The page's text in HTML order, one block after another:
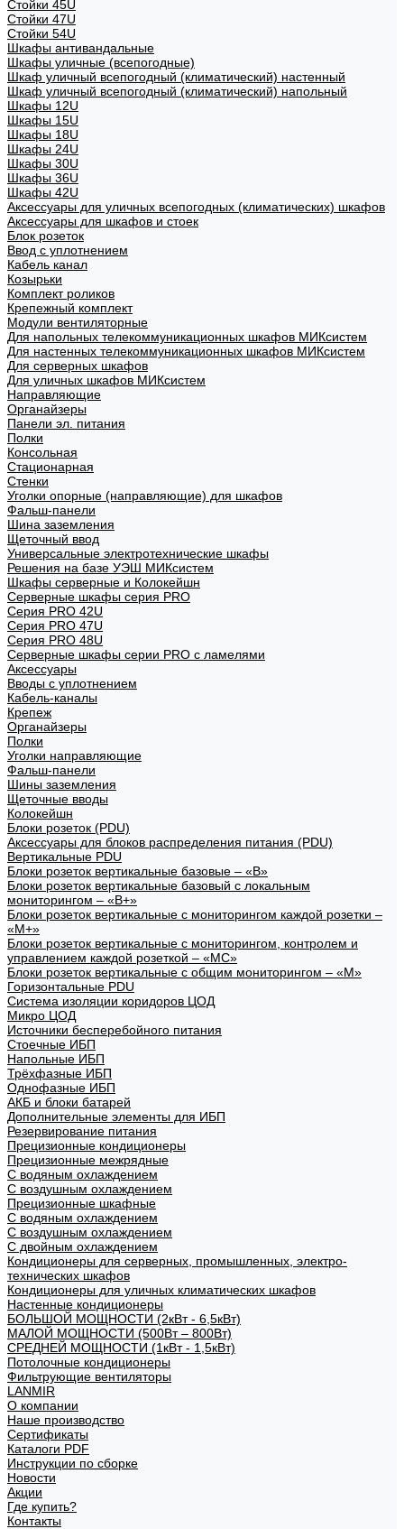
Стойки 45U
Стойки 47U
Стойки 54U
Шкафы антивандальные
Шкафы уличные (всепогодные)
Шкаф уличный всепогодный (климатический) настенный
Шкаф уличный всепогодный (климатический) напольный
Шкафы 12U
Шкафы 15U
Шкафы 18U
Шкафы 24U
Шкафы 30U
Шкафы 36U
Шкафы 42U
Аксессуары для уличных всепогодных (климатических) шкафов
Аксессуары для шкафов и стоек
Блок розеток
Ввод с уплотнением
Кабель канал
Козырьки
Комплект роликов
Крепежный комплект
Модули вентиляторные
Для напольных телекоммуникационных шкафов МИКсистем
Для настенных телекоммуникационных шкафов МИКсистем
Для серверных шкафов
Для уличных шкафов МИКсистем
Направляющие
Органайзеры
Панели эл. питания
Полки
Консольная
Стационарная
Стенки
Уголки опорные (направляющие) для шкафов
Фальш-панели
Шина заземления
Щеточный ввод
Универсальные электротехнические шкафы
Решения на базе УЭШ МИКсистем
Шкафы серверные и Колокейшн
Серверные шкафы серия PRO
Серия PRO 42U
Серия PRO 47U
Серия PRO 48U
Серверные шкафы серии PRO с ламелями
Аксессуары
Вводы с уплотнением
Кабель-каналы
Крепеж
Органайзеры
Полки
Уголки направляющие
Фальш-панели
Шины заземления
Щеточные вводы
Колокейшн
Блоки розеток (PDU)
Аксессуары для блоков распределения питания (PDU)
Вертикальные PDU
Блоки розеток вертикальные базовые – «В»
Блоки розеток вертикальные базовый с локальным
мониторингом – «В+»
Блоки розеток вертикальные с мониторингом каждой розетки –
«М+»
Блоки розеток вертикальные с мониторингом, контролем и
управлением каждой розеткой – «МС»
Блоки розеток вертикальные с общим мониторингом – «М»
Горизонтальные PDU
Система изоляции коридоров ЦОД
Микро ЦОД
Источники бесперебойного питания
Стоечные ИБП
Напольные ИБП
Трёхфазные ИБП
Однофазные ИБП
АКБ и блоки батарей
Дополнительные элементы для ИБП
Резервирование питания
Прецизионные кондиционеры
Прецизионные межрядные
С водяным охлаждением
С воздушным охлаждением
Прецизионные шкафные
С водяным охлаждением
С воздушным охлаждением
С двойным охлаждением
Кондиционеры для серверных, промышленных, электро-
технических шкафов
Кондиционеры для уличных климатических шкафов
Настенные кондиционеры
БОЛЬШОЙ МОЩНОСТИ (2кВт - 6,5кВт)
МАЛОЙ МОЩНОСТИ (500Вт – 800Вт)
СРЕДНЕЙ МОЩНОСТИ (1кВт - 1,5кВт)
Потолочные кондиционеры
Фильтрующие вентиляторы
LANMIR
О компании
Наше производство
Сертификаты
Каталоги PDF
Инструкции по сборке
Новости
Акции
Где купить?
Контакты